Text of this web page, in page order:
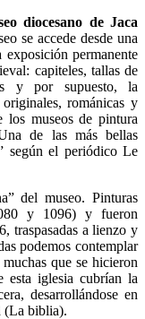
diocesano de Jaca
se accede desde una
permanente
capiteles, tallas de
y por supuesto, la
románicas y
museos de pintura
de las más bellas
según el periódico Le
del museo. Pinturas
y 1096) y fueron
traspasadas a lienzo y
podemos contemplar
que se hicieron
esta iglesia cubrían la
desarrollándose en
(La biblia).